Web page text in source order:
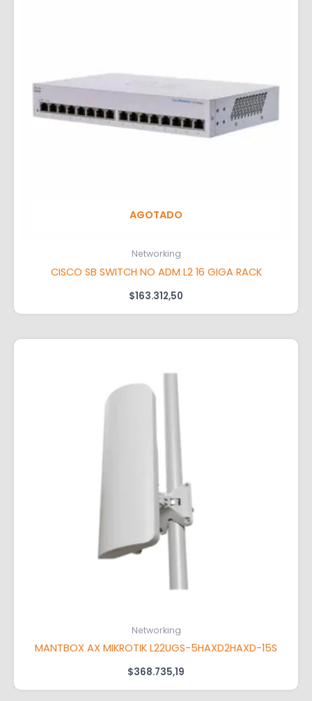
AGOTADO
Networking
CISCO SB SWITCH NO ADM L2 16 GIGA RACK
$163.312,50
Networking
MANTBOX AX MIKROTIK L22UGS-5HAXD2HAXD-15S
$368.735,19